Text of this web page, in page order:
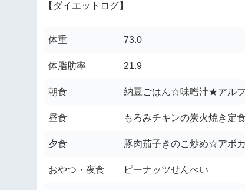
【ダイエットログ】
体重 73.0
体脂肪率 21.9
朝食 納豆ごはん☆味噌汁★アル
昼食 もろみチキンの炭火焼き定
夕食 豚肉茄子きのこ炒め☆アボ
おやつ・夜食 ピーナッツせんべい